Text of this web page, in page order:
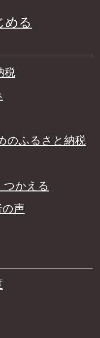
める
税
のふるさと納税
つかえる
声